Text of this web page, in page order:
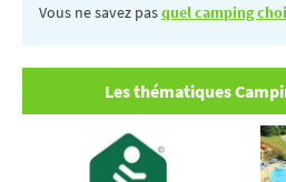
Vous ne savez pasquel camping
Les thématiques